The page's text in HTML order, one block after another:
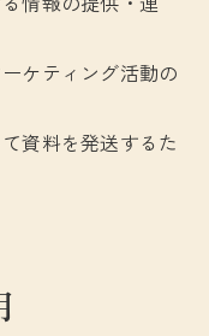
ケティング活動の
資料を発送するた